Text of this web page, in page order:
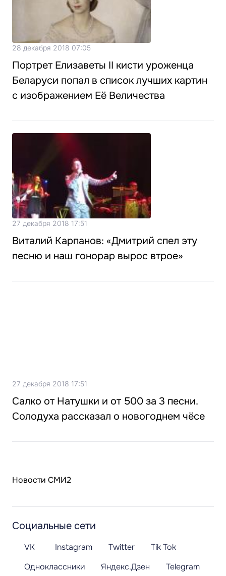
28 декабря 2018 07:05
Портрет Елизаветы II кисти уроженца
Беларуси попал в список лучших картин
с изображением Её Величества
27 декабря 2018 17:51
Виталий Карпанов: «Дмитрий спел эту
песню и наш гонорар вырос втрое»
27 декабря 2018 17:51
Салко от Натушки и от 500 за 3 песни.
Солодуха рассказал о новогоднем чёсе
Новости СМИ2
Социальные сети
VK Instagram Twitter
Tik Tok
Одноклассники
Яндекс.Дзен
Telegram